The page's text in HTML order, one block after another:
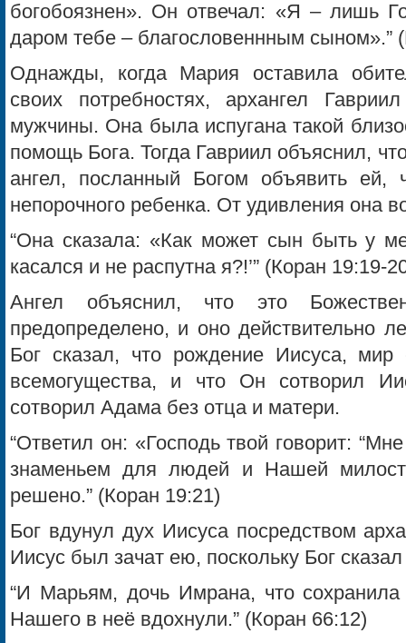
богобоязнен». Он отвечал: «Я – лишь
даром тебе – благословеннным сыном».”
Однажды, когда Мария оставила
своих потребностях, архангел
мужчины. Она была испугана такой
помощь Бога. Тогда Гавриил объяснил,
ангел, посланный Богом объявить ей,
непорочного ребенка. От удивления она
“Она сказала: «Как может сын быть у
касался и не распутна я?!’” (Коран 19:19-
Ангел объяснил, что это
предопределено, и оно действительно
Бог сказал, что рождение Иисуса,
всемогущества, и что Он сотворил
сотворил Адама без отца и матери.
“Ответил он: «Господь твой говорит:
знаменьем для людей и Нашей
решено.” (Коран 19:21)
Бог вдунул дух Иисуса посредством
Иисус был зачат ею, поскольку Бог
“И Марьям, дочь Имрана, что
Нашего в неё вдохнули.” (Коран 66:12)